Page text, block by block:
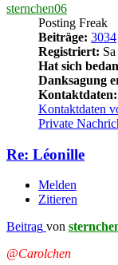
sternchen06
Posting Freak
Beiträge: 3034
Registriert:
Hat sich
Danksagung
Kontaktdaten:
Kontaktdaten
Private
Re: Léonille
Melden
Zitieren
Beitrag von
@Carolchen